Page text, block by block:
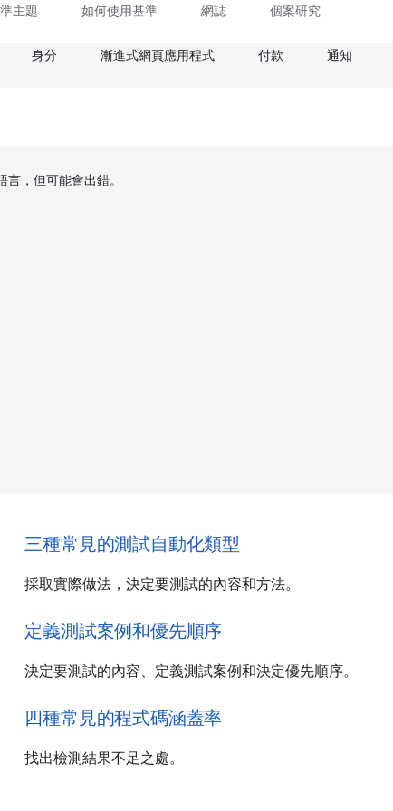
主題 如何使用基準 網誌 個案研究
身分 漸進式網頁應用程式 付款 通知
，但可能會出錯。
三種常見的測試自動化類型
採取實際做法，決定要測試的內容和方法。
定義測試案例和優先順序
決定要測試的內容、定義測試案例和決定優先順序。
四種常見的程式碼涵蓋率
找出檢測結果不足之處。